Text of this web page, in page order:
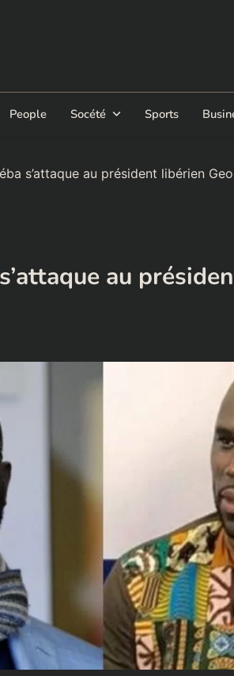
People Socété Sports
s’attaque au président libérien
au